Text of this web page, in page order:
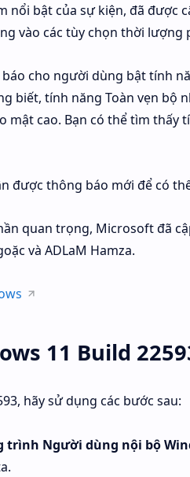
nổi bật của sự kiện, đã
vào các tùy chọn thời lượng
cho người dùng bật tính
biết, tính năng Toàn vẹn bộ
mật cao. Bạn có thể tìm thấy
được thông báo mới để có
quan trọng, Microsoft đã
và ADLaM Hamza.
11 Build
hãy sử dụng các bước sau:
trình Người dùng nội bộ